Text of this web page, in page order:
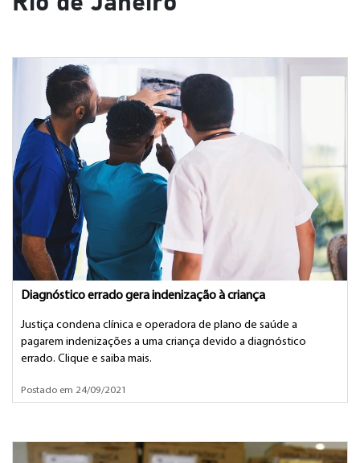
Diagnóstico errado gera indenização à criança
Justiça condena clínica e operadora de plano de saúde a
pagarem indenizações a uma criança devido a diagnóstico
errado. Clique e saiba mais.
Postado em 24/09/2021